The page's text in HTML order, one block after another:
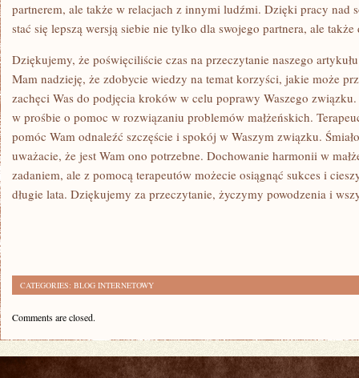
partnerem, ale także w relacjach z innymi⁤ ludźmi. Dzięki pracy‍ nad
stać się ‌lepszą wersją siebie nie​ tylko dla swojego ⁢partnera, ale także
Dziękujemy, że poświęciliście czas na przeczytanie naszego
Mam nadzieję, że zdobycie‍ wiedzy na temat ‍korzyści, jakie może
zachęci Was do podjęcia kroków⁣ w celu poprawy Waszego⁣ związku.
w prośbie o pomoc w rozwiązaniu​ problemów małżeńskich.
pomóc Wam odnaleźć ⁣szczęście i spokój ⁣w ‌Waszym związku.
uważacie, że jest Wam ​ono potrzebne. Dochowanie‌ harmonii w
zadaniem, ale z pomocą terapeutów możecie‌ osiągnąć sukces i
długie lata. Dziękujemy za przeczytanie, życzymy powodzenia i
CATEGORIES: BLOG INTERNETOWY
Comments are closed.